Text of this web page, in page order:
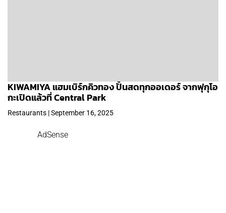
KIWAMIYA แฮมเบิร์กคิวทอง ปั้นสดทุกออเดอร์ จากฟุกุโอ
กะเปิดแล้วที่ Central Park
Restaurants | September 16, 2025
AdSense